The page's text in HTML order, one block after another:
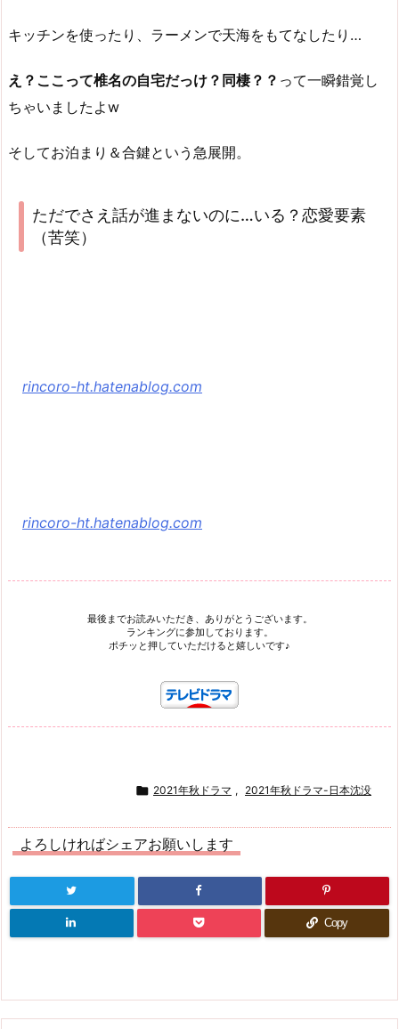
キッチンを使ったり、ラーメンで天海をもてなしたり…
え？ここって椎名の自宅だっけ？同棲？？ って一瞬錯覚し
ちゃいましたよw
そしてお泊まり＆合鍵という急展開。
ただでさえ話が進まないのに…いる？恋愛要素
（苦笑）
rincoro-ht.hatenablog.com
rincoro-ht.hatenablog.com
最後までお読みいただき、ありがとうございます。
ランキングに参加しております。
ポチッと押していただけると嬉しいです♪
 2021年秋ドラマ , 2021年秋ドラマ-日本沈没
よろしければシェアお願いします
Copy